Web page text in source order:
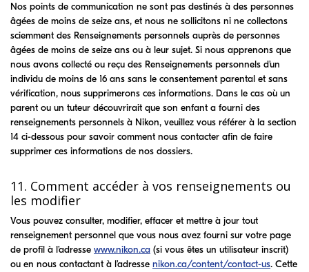
Nos points de communication ne sont pas destinés à des personnes
âgées de moins de seize ans, et nous ne sollicitons ni ne collectons
sciemment des Renseignements personnels auprès de personnes
âgées de moins de seize ans ou à leur sujet. Si nous apprenons que
nous avons collecté ou reçu des Renseignements personnels d’un
individu de moins de 16 ans sans le consentement parental et sans
vérification, nous supprimerons ces informations. Dans le cas où un
parent ou un tuteur découvrirait que son enfant a fourni des
renseignements personnels à Nikon, veuillez vous référer à la section
14 ci-dessous pour savoir comment nous contacter afin de faire
supprimer ces informations de nos dossiers.
11. Comment accéder à vos renseignements ou
les modifier
Vous pouvez consulter, modifier, effacer et mettre à jour tout
renseignement personnel que vous nous avez fourni sur votre page
de profil à l’adresse www.nikon.ca (si vous êtes un utilisateur inscrit)
ou en nous contactant à l’adresse nikon.ca/content/contact-us. Cette